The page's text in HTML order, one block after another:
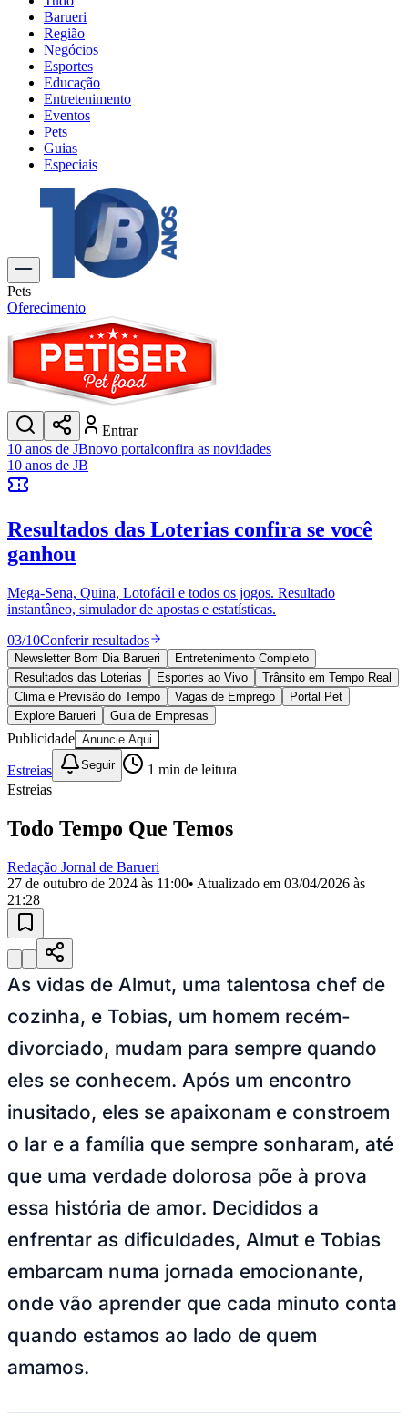
Barueri
Região
Negócios
Esportes
Educação
Entretenimento
Eventos
Pets
Guias
Especiais
Explore Tudo
Últimas Notícias
Previsão do Tempo
Trânsito e Rotas
Dia a Dia & Lazer
Transportes
Gastronomia
Cinema & Shows
JogosNovo
Para Sua Empresa
Anuncie no Portal
Cadastrar Empresa
Divulgar VagasNovo
Publicidade Legal
Esportes
Saúde
Segurança
Meio Ambiente
Obras
Bairros de Barueri
Selecione sua regiãoPara notícias da sua região
AldeiaAldeia da SerraAldeia de Barueri
BelvalBethavilleBoa
VistaCalifórniaCarapicuíbaCentroChácaras Marco
RegiãoCotia
CalifórniaJardim dos AltosJardim dos Camargos
Jardim Graziela
Julio
Jardim LíbanoJardim Maria Cristina
MutingaJardim ParaísoJardim PaulistaJardim ReginaliceJardim São
LuísJardim São Pedro Jardim São SilvestreJardim SilveiraJardim
TupãJardim Tupanci
Camargos
do Bom Jesus
ParnaíbaSilveira
do Conde Vila Engenho Novo Vila MárciaVila Nossa Sra. da
EscadaVila PortoVotupoca
Para Sua Empresa
Anuncie no Portal
Guia de Empresas
Divulgar Vagas
Publicidade Legal
Negócios Regionais
Turismo
Segurança Regional
Hospitais Estaduais
Parques & Represas
Cidades da Região
Santana de Parnaíba
Osasco Carapicuíba Jandira Itapevi CotiaPirapora
do Bom JesusAraçariguamaCajamarCaieirasFranco da
Rocha Francisco Morato Taboão da Serra Embu das ArtesSão Roque
Para Sua Empresa
Anuncie Regional
Guia de Empresas
Vagas na RegiãoNovo
Hub de Negócios
Pets
Oferecimento
Entrar
10 anos de JBnovo portalconfira as novidades
10 anos de JB
Resultados das Loterias confira se você
ganhou
Mega-Sena, Quina, Lotofácil e todos os jogos. Resultado
instantâneo, simulador de apostas e estatísticas.
03/10Conferir resultados
Newsletter Bom Dia Barueri
Entretenimento Completo
Resultados das Loterias
Esportes ao Vivo
Trânsito em Tempo Real
Clima e Previsão do Tempo
Vagas de Emprego
Portal Pet
Explore Barueri
Guia de Empresas
Publicidade Anuncie Aqui
Estreias Seguir 1 min de leitura
Estreias
Todo Tempo Que Temos
Redação Jornal de Barueri
27 de outubro de 2024 às 11:00• Atualizado em 03/04/2026 às
21:28
As vidas de Almut, uma talentosa chef de
cozinha, e Tobias, um homem recém-
divorciado, mudam para sempre quando
eles se conhecem. Após um encontro
inusitado, eles se apaixonam e constroem
o lar e a família que sempre sonharam, até
que uma verdade dolorosa põe à prova
essa história de amor. Decididos a
enfrentar as dificuldades, Almut e Tobias
embarcam numa jornada emocionante,
onde vão aprender que cada minuto conta
quando estamos ao lado de quem
amamos.